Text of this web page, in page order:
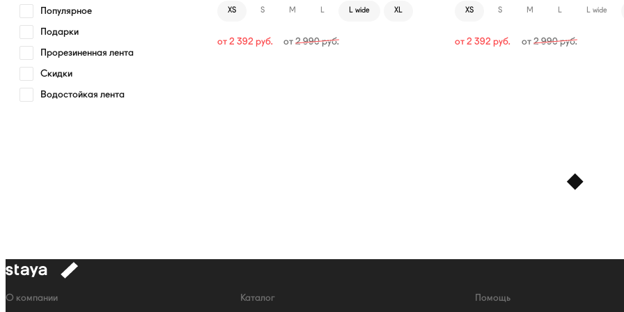
Популярное
Подарки
Прорезиненная лента
Скидки
Водостойкая лента
XS S M L L wide XL
от 2 392 руб. от2 990руб.
XS S M L L wide
от2 392руб. от 2 990руб.
к
Навигация
О компании Каталог Помощь